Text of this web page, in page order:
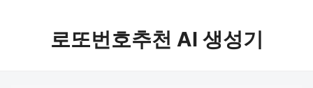
로또번호추천 AI 생성기